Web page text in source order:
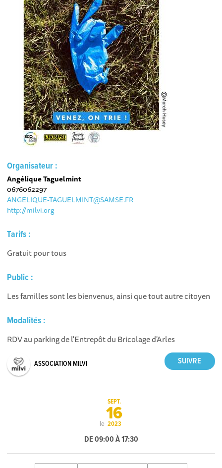
Organisateur :
Angélique Taguelmint
0676062297
ANGELIQUE-TAGUELMINT@SAMSE.FR
http://milvi.org
Tarifs :
Gratuit pour tous
Public :
Les familles sont les bienvenus, ainsi que tout autre citoyen
Modalités :
RDV au parking de l'Entrepôt du Bricolage d'Arles
ASSOCIATION MILVI
le
SEPT.
16
2023
DE 09:00 À 17:30